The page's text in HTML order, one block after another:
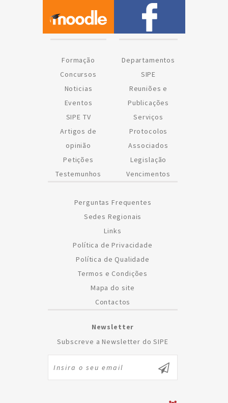
Formação
Concursos
Noticias
Eventos
SIPE TV
Artigos de
opinião
Petições
Testemunhos
Departamentos
SIPE
Reuniões e
Publicações
Serviços
Protocolos
Associados
Legislação
Vencimentos
Perguntas Frequentes
Sedes Regionais
Links
Política de Privacidade
Política de Qualidade
Termos e Condições
Mapa do site
Contactos
Newsletter
Subscreve a Newsletter do SIPE